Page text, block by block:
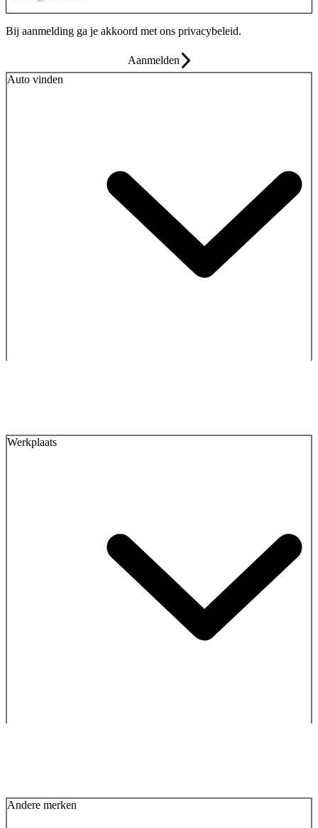
Bij aanmelding ga je akkoord met ons privacybeleid.
Aanmelden
Auto vinden
Werkplaats
Andere merken